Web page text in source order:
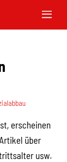
erscheinen
über
usw.